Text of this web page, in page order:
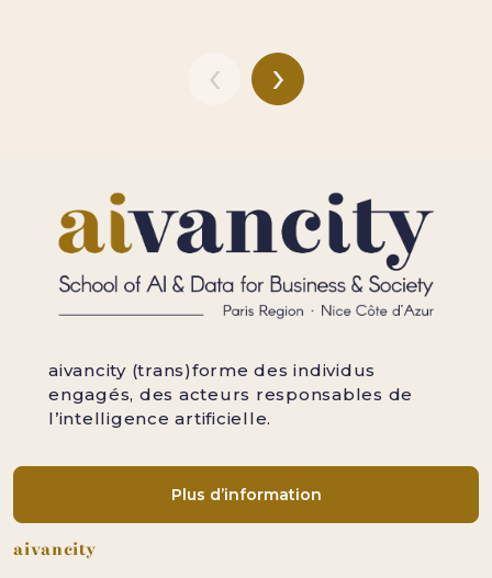
‹ ›
aivancity (trans)forme des individus
engagés, des acteurs responsables de
l’intelligence artificielle.
Plus d’information
Pied de page
aivancity